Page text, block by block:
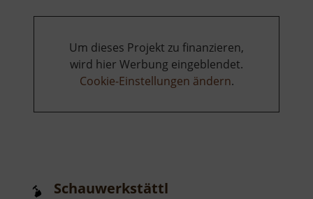
Um dieses Projekt zu finanzieren,
wird hier Werbung eingeblendet.
Cookie-Einstellungen ändern.
Schauwerkstättl